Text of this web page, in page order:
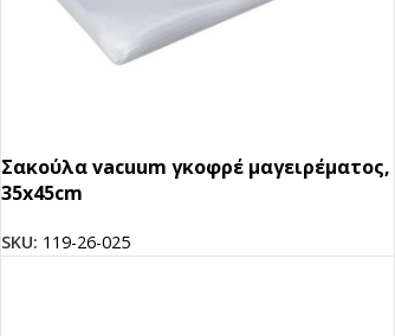
Σακούλα vacuum γκοφρέ μαγειρέματος,
35x45cm
SKU: 119-26-025